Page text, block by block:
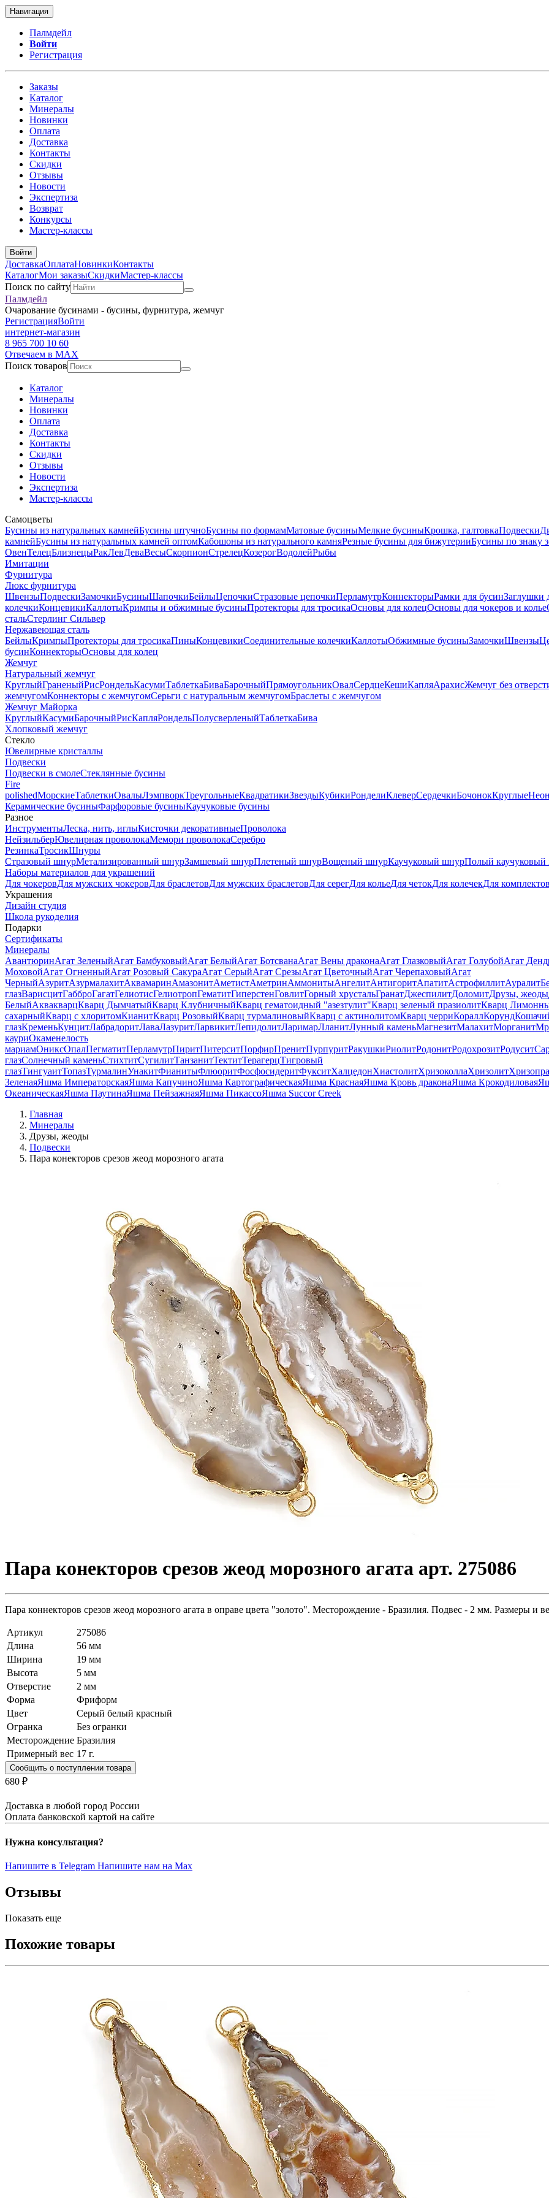
Навигация
Палмдейл
Войти
Регистрация
Заказы
Каталог
Минералы
Новинки
Оплата
Доставка
Контакты
Скидки
Отзывы
Новости
Экспертиза
Возврат
Конкурсы
Мастер-классы
Войти
ДоставкаОплатаНовинкиКонтакты
КаталогМои заказыСкидкиМастер-классы
Поиск по сайту
Палмдейл
Очарование бусинами - бусины, фурнитура, жемчуг
РегистрацияВойти
интернет-магазин
8 965 700 10 60
Отвечаем в MAX
Поиск товаров
Каталог
Минералы
Новинки
Оплата
Доставка
Контакты
Скидки
Отзывы
Новости
Экспертиза
Мастер-классы
Самоцветы
Бусины из натуральных камнейБусины штучноБусины по формамМатовые бусиныМелкие бусиныКрошка, галтовкаПодвески
камнейБусины из натуральных камней оптомКабошоны из натурального камняРезные бусины для бижутерииБусины по знаку
ОвенТелецБлизнецыРакЛевДеваВесыСкорпионСтрелецКозерогВодолейРыбы
Имитации
Фурнитура
Люкс фурнитура
ШвензыПодвескиЗамочкиБусиныШапочкиБейлыЦепочкиСтразовые цепочкиПерламутрКоннекторыРамки для бусинЗаглушки
колечкиКонцевикиКаллотыКримпы и обжимные бусиныПротекторы для тросикаОсновы для колецОсновы для чокеров и колье
стальСтерлинг Сильвер
Нержавеющая сталь
БейлыКримпыПротекторы для тросикаПиныКонцевикиСоединительные колечкиКаллотыОбжимные бусиныЗамочкиШвензы
бусинКоннекторыОсновы для колец
Жемчуг
Натуральный жемчуг
КруглыйГраненыйРисРондельКасумиТаблеткаБиваБарочныйПрямоугольникОвалСердцеКешиКапляАрахисЖемчуг без
жемчугомКоннекторы с жемчугомСерьги с натуральным жемчугомБраслеты с жемчугом
Жемчуг Майорка
КруглыйКасумиБарочныйРисКапляРондельПолусверленыйТаблеткаБива
Хлопковый жемчуг
Стекло
Ювелирные кристаллы
Подвески
Подвески в смолеСтеклянные бусины
Fire
polishedМорскиеТаблеткиОвалыЛэмпворкТреугольныеКвадратикиЗвездыКубикиРонделиКлеверСердечкиБочонокКруглые
Керамические бусиныФарфоровые бусиныКаучуковые бусины
Разное
ИнструментыЛеска, нить, иглыКисточки декоративныеПроволока
НейзильберЮвелирная проволокаМемори проволокаСеребро
РезинкаТросикШнуры
Стразовый шнурМетализированный шнурЗамшевый шнурПлетеный шнурВощеный шнурКаучуковый шнурПолый
Наборы материалов для украшений
Для чокеровДля мужских чокеровДля браслетовДля мужских браслетовДля серегДля кольеДля четокДля колечекДля
Украшения
Дизайн студия
Школа рукоделия
Подарки
Сертификаты
Минералы
АвантюринАгат ЗеленыйАгат БамбуковыйАгат БелыйАгат БотсванаАгат Вены драконаАгат ГлазковыйАгат ГолубойАгат
МоховойАгат ОгненныйАгат Розовый СакураАгат СерыйАгат СрезыАгат ЦветочныйАгат ЧерепаховыйАгат
ЧерныйАзуритАзурмалахитАквамаринАмазонитАметистАметринАммонитыАнгелитАнтигоритАпатитАстрофиллитАуралит
глазВарисцитГабброГагатГелиотисГелиотропГематитГиперстенГовлитГорный хрустальГранатДжеспилитДоломитДрузы, жеоды
БелыйАквакварцКварц ДымчатыйКварц КлубничныйКварц гематоидный "азезтулит"Кварц зеленый празиолитКварц
сахарныйКварц с хлоритомКианитКварц РозовыйКварц турмалиновыйКварц с актинолитомКварц черриКораллКорунд
глазКременьКунцитЛабрадоритЛаваЛазуритЛарвикитЛепидолитЛаримарЛланитЛунный каменьМагнезитМалахитМорганит
кауриОкаменелость
мариамОниксОпалПегматитПерламутрПиритПитерситПорфирПренитПурпуритРакушкиРиолитРодонитРодохрозитРодусит
глазСолнечный каменьСтихтитСугилитТанзанитТектитТерагерцТигровый
глазТингуаитТопазТурмалинУнакитФианитыФлюоритФосфосидеритФукситХалцедонХиастолитХризоколлаХризолит
ЗеленаяЯшма ИмператорскаяЯшма КапучиноЯшма КартографическаяЯшма КраснаяЯшма Кровь драконаЯшма Крокодиловая
ОкеаническаяЯшма ПаутинаЯшма ПейзажнаяЯшма ПикассоЯшма Succor Creek
Главная
Минералы
Друзы, жеоды
Подвески
Пара конекторов срезов жеод морозного агата
Пара конекторов срезов жеод морозного агата арт. 275086
Пара коннекторов срезов жеод морозного агата в оправе цвета "золото". Месторождение - Бразилия. Подвес - 2 мм. Размеры и
Артикул
275086
Длина
56 мм
Ширина
19 мм
Высота
5 мм
Отверстие
2 мм
Форма
Фриформ
Цвет
Серый белый красный
Огранка
Без огранки
Месторождение Бразилия
Примерный вес 17 г.
Сообщить о поступлении товара
680 ₽
Доставка в любой город России
Оплата банковской картой на сайте
Нужна консультация?
Напишите в Telegram Напишите нам на Max
Отзывы
Показать еще
Похожие товары